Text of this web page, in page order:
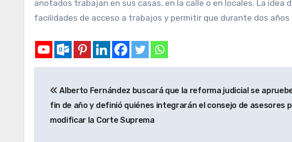
anotados trabajan en sus casas, en la calle o en locales. La
facilidades de acceso a trabajos y permitir que durante dos
Alberto Fernández buscará que la reforma judicial se
fin de año y definió quiénes integrarán el consejo de asesores
modificar la Corte Suprema